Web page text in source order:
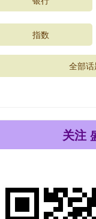
指数
全部
关注